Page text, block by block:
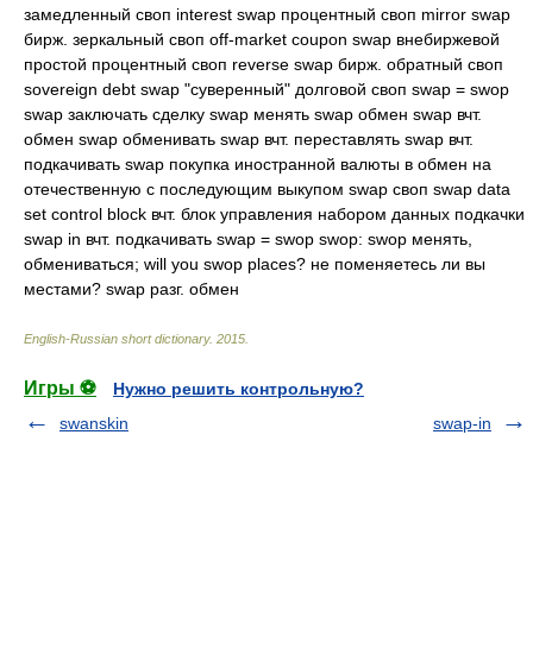
замедленный своп interest swap процентный своп mirror swap
бирж. зеркальный своп off-market coupon swap внебиржевой
простой процентный своп reverse swap бирж. обратный своп
sovereign debt swap "суверенный" долговой своп swap = swop
swap заключать сделку swap менять swap обмен swap вчт.
обмен swap обменивать swap вчт. переставлять swap вчт.
подкачивать swap покупка иностранной валюты в обмен на
отечественную с последующим выкупом swap своп swap data
set control block вчт. блок управления набором данных подкачки
swap in вчт. подкачивать swap = swop swop: swop менять,
обмениваться; will you swop places? не поменяетесь ли вы
местами? swap разг. обмен
English-Russian short dictionary. 2015
Игры ⚽
Нужно решить контрольную?
swanskin
swap-in